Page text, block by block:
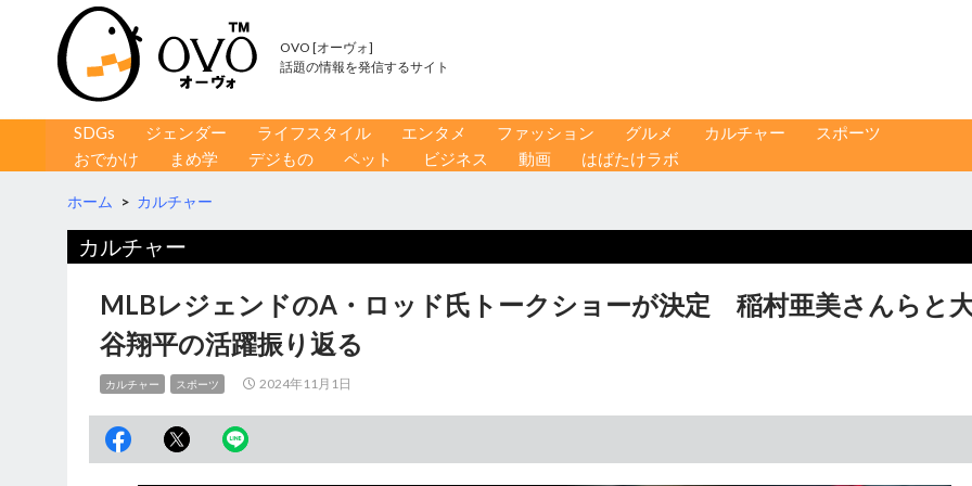
OVO [オーヴォ]
話題の情報を発信するサイト
コンテンツへ移動
SDGs ジェンダー ライフスタイル エンタメ ファッション グルメ カルチャー
スポーツ
おでかけ
まめ学 デジもの ペット ビジネス 動画 はばたけラボ
ホーム > カルチャー
カルチャー
MLBレジェンドのA・ロッド氏トークショーが決定 稲村亜美さんらと
谷翔平の活躍振り返る
カルチャー スポーツ 2024年11月1日